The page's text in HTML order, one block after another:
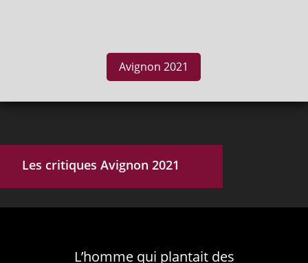
Avignon 2021
Les critiques Avignon 2021
L’homme qui plantait des